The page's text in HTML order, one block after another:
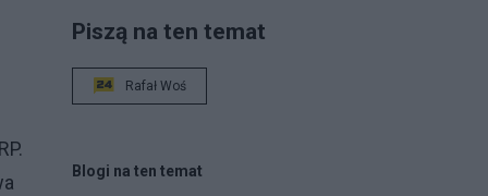
Piszą na ten temat
Rafał Woś
Blogi na ten temat